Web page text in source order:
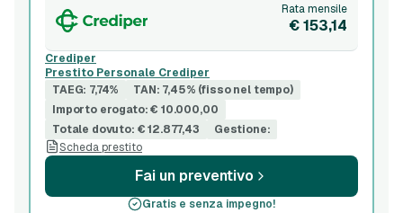
Rata mensile
€ 153,14
Crediper
Prestito Personale Crediper
TAEG: 7,74%
TAN: 7,45% (fisso nel tempo)
Importo erogato: € 10.000,00
Totale dovuto: € 12.877,43
Gestione:
Scheda prestito
Fai un preventivo
Gratis e senza impegno!